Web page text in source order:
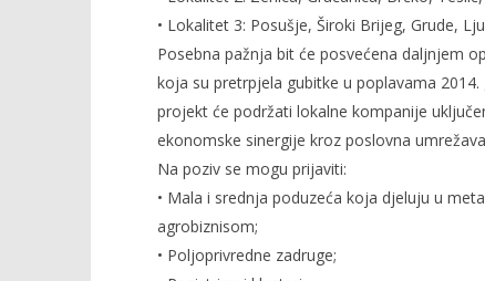
• Lokalitet 3: Posušje, Široki Brijeg, Grude,
Posebna pažnja bit će posvećena daljnjem
koja su pretrpjela gubitke u poplavama
projekt će podržati lokalne kompanije
ekonomske sinergije kroz poslovna
Na poziv se mogu prijaviti:
• Mala i srednja poduzeća koja djeluju u
agrobiznisom;
• Poljoprivredne zadruge;